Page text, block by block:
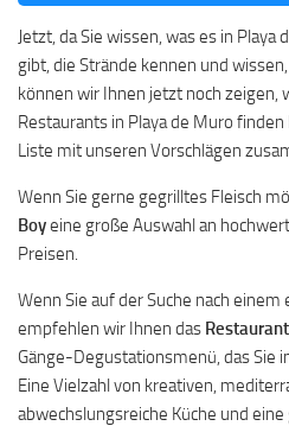
Jetzt, da Sie wissen, was es in
gibt, die Strände kennen und
können wir Ihnen jetzt noch zeigen,
Restaurants in Playa de Muro
Liste mit unseren Vorschlägen
Wenn Sie gerne gegrilltes Fleisch
Boyeine große Auswahl an
Preisen.
Wenn Sie auf der Suche nach einem
empfehlen wir Ihnen das
Gänge-Degustationsmenü, das Sie
Eine Vielzahl von kreativen,
abwechslungsreiche Küche und eine